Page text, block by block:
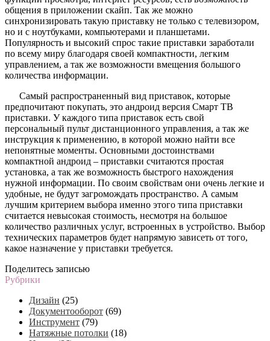
общения в приложении скайп. Так же можно
синхронизировать такую приставку не только с телевизором,
но и с ноутбуками, компьютерами и планшетами.
Популярность и высокий спрос такие приставки заработали
по всему миру благодаря своей компактности, легким
управлением, а так же возможности вмещения большого
количества информации.
Самый распространенный вид приставок, которые
предпочитают покупать, это андроид версия Смарт ТВ
приставки. У каждого типа приставок есть свой
персональный пульт дистанционного управления, а так же
инструкция к применению, в которой можно найти все
непонятные моменты. Основными достоинствами
компактной андроид – приставки считаются простая
установка, а так же возможность быстрого нахождения
нужной информации. По своим свойствам они очень легкие и
удобные, не будут загромождать пространство. А самым
лучшим критерием выбора именно этого типа приставки
считается невысокая стоимость, несмотря на большое
количество различных услуг, встроенных в устройство. Выбор
технических параметров будет напрямую зависеть от того,
какое назначение у приставки требуется.
Поделитесь записью
Рубрики
Дизайн (25)
Документооборот (69)
Инструмент (79)
Натяжные потолки (18)